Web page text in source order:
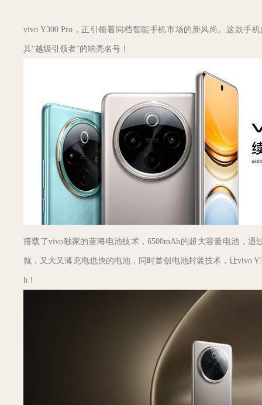
vivo Y300 Pro，正引领着同档智能手机市场的新风尚。这款手
其“越级引领者”的响亮名号！
搭载了vivo独家的蓝海电池技术，6500mAh的超大容量电池，
就，又大又薄充电也快的电池，同时首创电池封装技术，让vivo
h！